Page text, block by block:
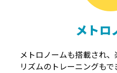
メトロ
メトロノームも搭載され、
リズムのトレーニングもで